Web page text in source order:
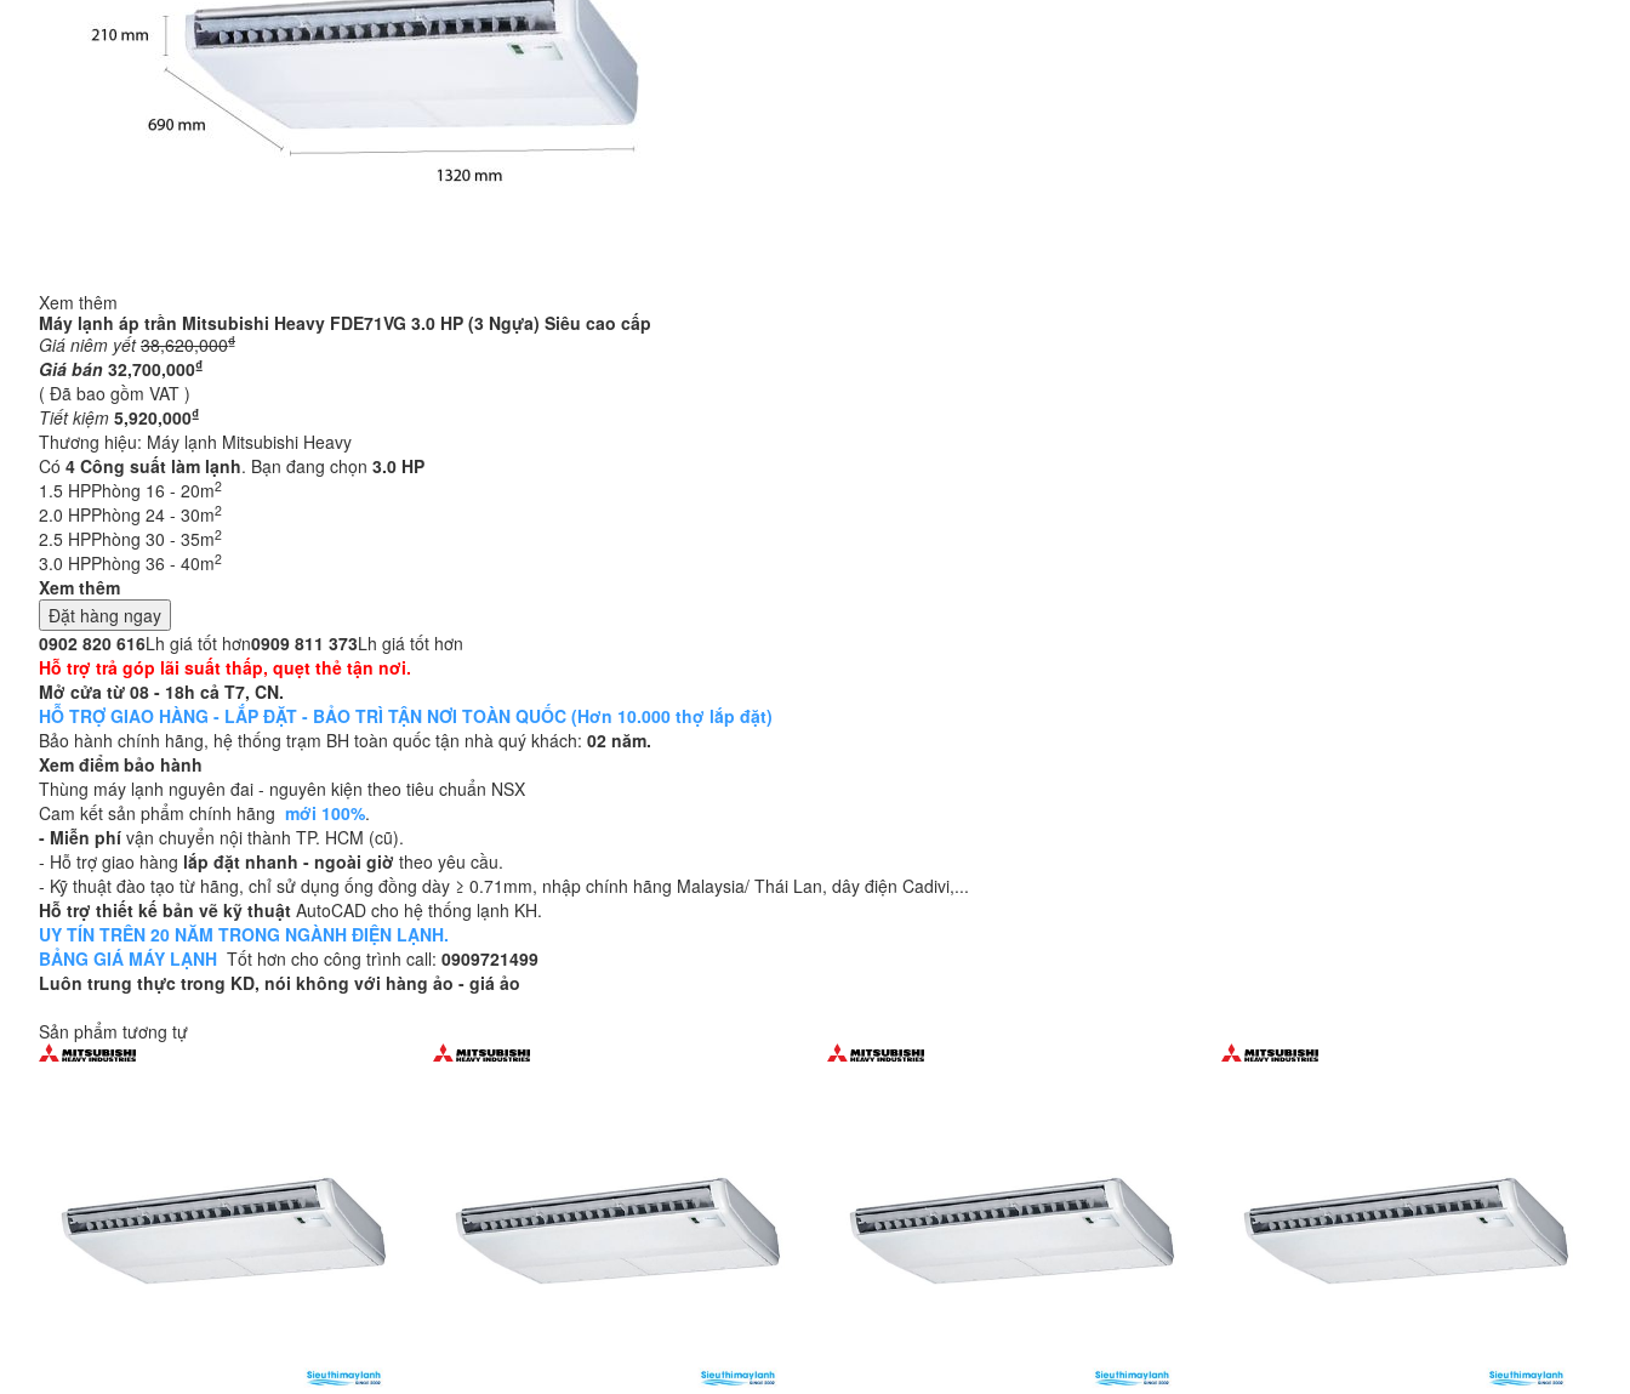
Xem thêm
Máy lạnh áp trần Mitsubishi Heavy FDE71VG 3.0 HP (3 Ngựa) Siêu cao cấp
Giá niêm yết 38,620,000₫
Giá bán 32,700,000₫
( Đã bao gồm VAT )
Tiết kiệm 5,920,000₫
Thương hiệu: Máy lạnh Mitsubishi Heavy
Có 4 Công suất làm lạnh. Bạn đang chọn 3.0 HP
1.5 HPPhòng 16 - 20m2
2.0 HPPhòng 24 - 30m2
2.5 HPPhòng 30 - 35m2
3.0 HPPhòng 36 - 40m2
Xem thêm
Đặt hàng ngay
0902 820 616Lh giá tốt hơn0909 811 373Lh giá tốt hơn
Hỗ trợ trả góp lãi suất thấp, quẹt thẻ tận nơi.
Mở cửa từ 08 - 18h cả T7, CN.
HỖ TRỢ GIAO HÀNG - LẮP ĐẶT - BẢO TRÌ TẬN NƠI TOÀN QUỐC (Hơn 10.000 thợ lắp đặt)
Bảo hành chính hãng, hệ thống trạm BH toàn quốc tận nhà quý khách: 02 năm.
Xem điểm bảo hành
Thùng máy lạnh nguyên đai - nguyên kiện theo tiêu chuẩn NSX
Cam kết sản phẩm chính hãng mới 100%.
- Miễn phí vận chuyển nội thành TP. HCM (cũ).
- Hỗ trợ giao hàng lắp đặt nhanh - ngoài giờ theo yêu cầu.
- Kỹ thuật đào tạo từ hãng, chỉ sử dụng ống đồng dày ≥ 0.71mm, nhập chính hãng Malaysia/ Thái Lan, dây điện Cadivi,...
Hỗ trợ thiết kế bản vẽ kỹ thuật AutoCAD cho hệ thống lạnh KH.
UY TÍN TRÊN 20 NĂM TRONG NGÀNH ĐIỆN LẠNH.
BẢNG GIÁ MÁY LẠNH Tốt hơn cho công trình call: 0909721499
Luôn trung thực trong KD, nói không với hàng ảo - giá ảo
Sản phẩm tương tự